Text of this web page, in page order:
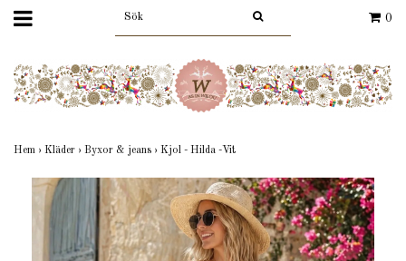
0
Hem › Kläder › Byxor & jeans › Kjol - Hilda -Vit